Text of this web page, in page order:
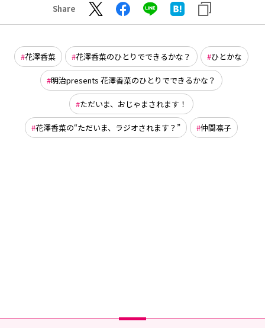
Share
花澤香菜 花澤香菜のひとりでできるかな？ ひとかな
明治presents 花澤香菜のひとりでできるかな？
ただいま、おじゃまされます！
花澤香菜の“ただいま、ラジオされます？” 仲間凛子